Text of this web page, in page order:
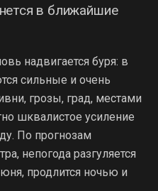
в ближайшие
надвигается буря: в
сильные и очень
грозы, град, местами
шквалистое усиление
По прогнозам
непогода разгуляется
продлится ночью и